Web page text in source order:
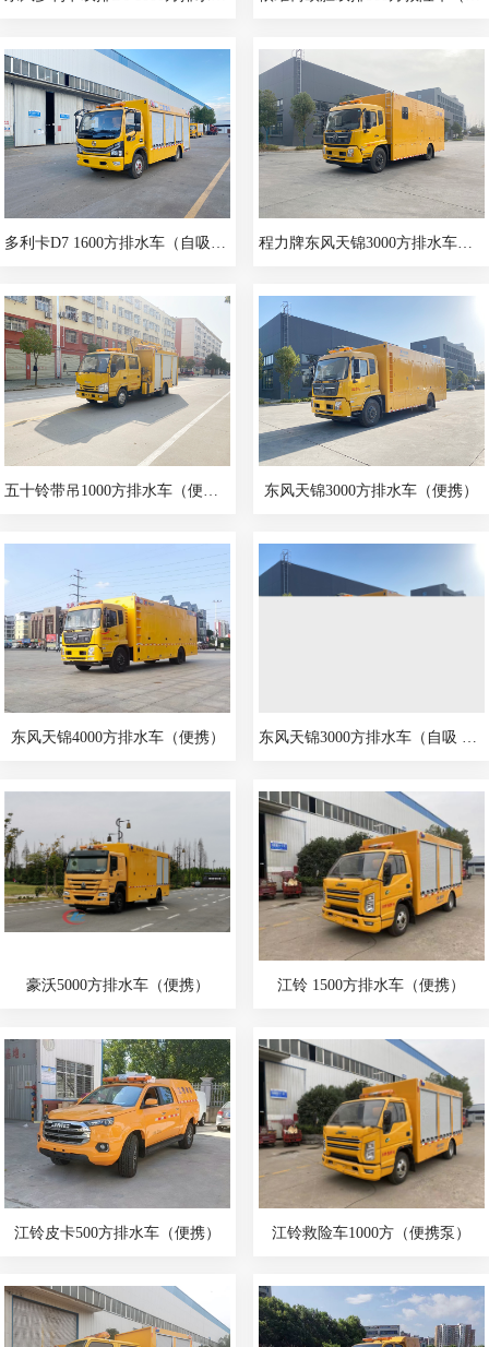
程力牌东风天锦3000方排水车（休息室）
东风天锦3000方排水车（便携）
东风天锦4000方排水车（便携） 东风天锦3000方排水车（自吸 便携）
豪沃5000方排水车（便携） 江铃 1500方排水车（便携）
江铃皮卡500方排水车（便携） 江铃救险车1000方（便携泵）